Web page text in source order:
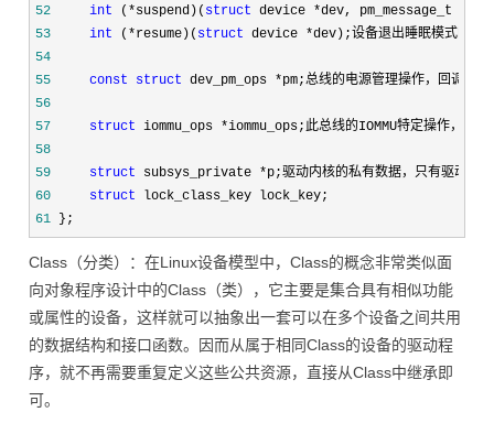
52
int (*suspend)( struct device *
53
int (*resume)( struct device *
54
55
const struct dev_pm_ops *
56
57
struct iommu_ops *
58
59
struct subsys_private *
60
struct
61 };
Class（分类）：在Linux设备模型中，Class的概念非常类似面
向对象程序设计中的Class（类），它主要是集合具有相似功能
或属性的设备，这样就可以抽象出一套可以在多个设备之间共用
的数据结构和接口函数。因而从属于相同Class的设备的驱动程
序，就不再需要重复定义这些公共资源，直接从Class中继承即
可。